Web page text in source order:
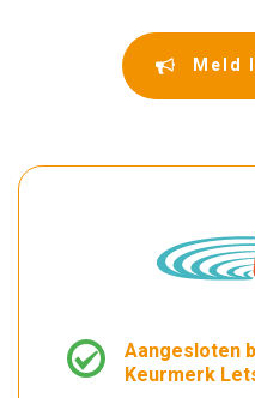
Meld
Aangesloten
Keurmerk